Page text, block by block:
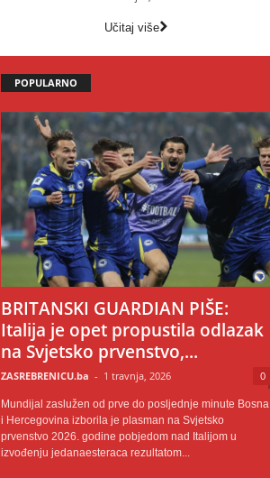
Učitaj više
POPULARNO
BRITANSKI GUARDIAN PIŠE:
Italija je opet propustila odlazak
na Svjetsko prvenstvo,...
ZASREBRENICU.ba - 1 travnja, 2026 0
Mundijal zaslužen od prve do posljednje minute Bosna
i Hercegovina izborila je plasman na Svjetsko
prvenstvo 2026. godine pobjedom nad Italijom u
izvođenju jedanaesteraca rezultatom...